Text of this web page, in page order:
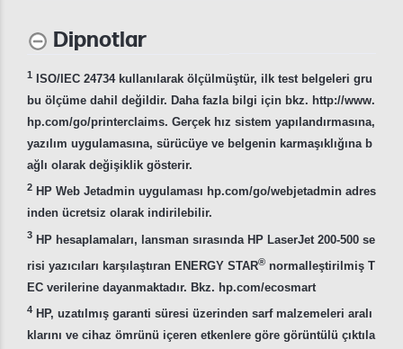
Dipnotlar
1
ISO/IEC 24734 kullanılarak ölçülmüştür, ilk test belgeleri gru
bu ölçüme dahil değildir. Daha fazla bilgi için bkz. http://www.
hp.com/go/printerclaims. Gerçek hız sistem yapılandırmasına,
yazılım uygulamasına, sürücüye ve belgenin karmaşıklığına b
ağlı olarak değişiklik gösterir.
2 HP Web Jetadmin uygulaması hp.com/go/webjetadmin adres
inden ücretsiz olarak indirilebilir.
3 HP hesaplamaları, lansman sırasında HP LaserJet 200-500 se
risi yazıcıları karşılaştıran ENERGY STAR® normalleştirilmiş T
EC verilerine dayanmaktadır. Bkz. hp.com/ecosmart
4 HP, uzatılmış garanti süresi üzerinden sarf malzemeleri aralı
klarını ve cihaz ömrünü içeren etkenlere göre görüntülü çıktıla